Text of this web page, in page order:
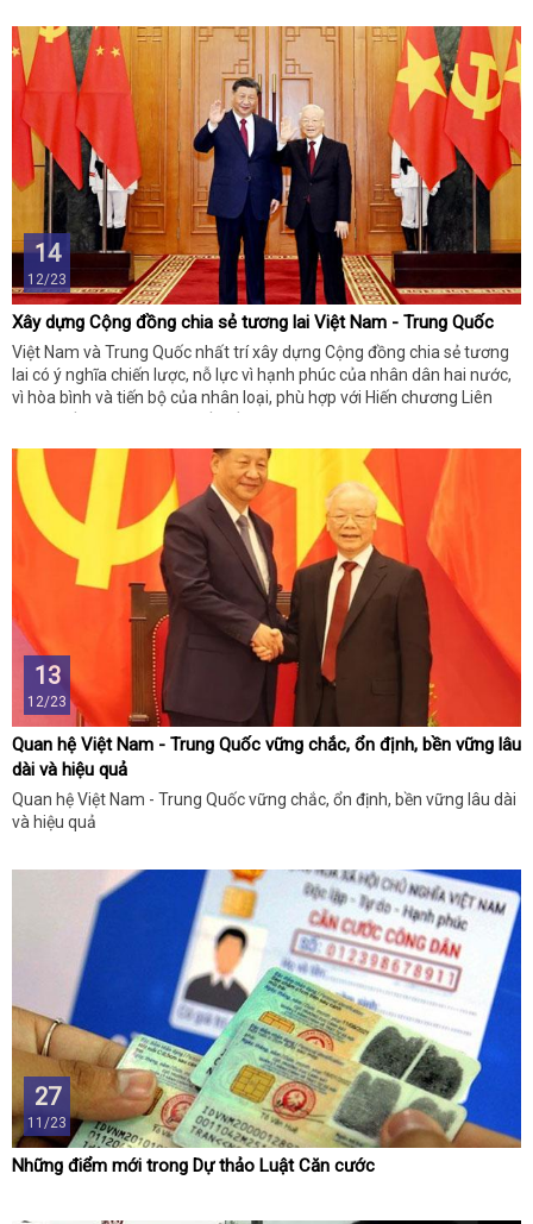
14
12/23
Xây dựng Cộng đồng chia sẻ tương lai Việt Nam - Trung Quốc
Việt Nam và Trung Quốc nhất trí xây dựng Cộng đồng chia sẻ tương
lai có ý nghĩa chiến lược, nỗ lực vì hạnh phúc của nhân dân hai nước,
vì hòa bình và tiến bộ của nhân loại, phù hợp với Hiến chương Liên
13
12/23
Quan hệ Việt Nam - Trung Quốc vững chắc, ổn định, bền vững lâu
dài và hiệu quả
Quan hệ Việt Nam - Trung Quốc vững chắc, ổn định, bền vững lâu dài
và hiệu quả
27
11/23
Những điểm mới trong Dự thảo Luật Căn cước